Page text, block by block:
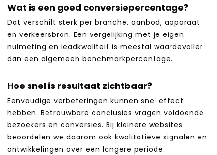
Wat is een goed conversiepercentage?
Dat verschilt sterk per branche, aanbod, apparaat
en verkeersbron. Een vergelijking met je eigen
nulmeting en leadkwaliteit is meestal waardevoller
dan een algemeen benchmarkpercentage.
Hoe snel is resultaat zichtbaar?
Eenvoudige verbeteringen kunnen snel effect
hebben. Betrouwbare conclusies vragen voldoende
bezoekers en conversies. Bij kleinere websites
beoordelen we daarom ook kwalitatieve signalen en
ontwikkelingen over een langere periode.